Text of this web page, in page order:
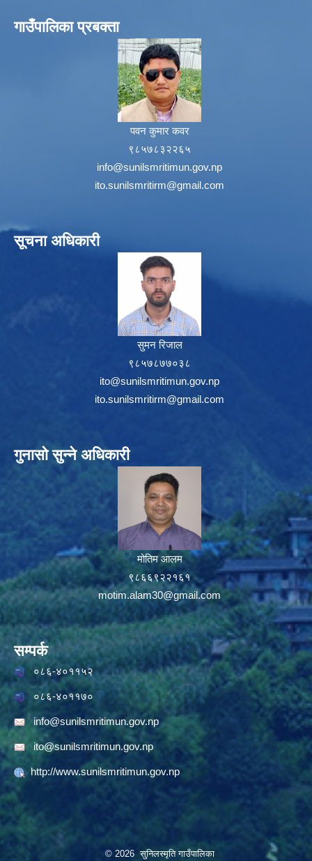
गाउँपालिका प्रबक्ता
पवन कुमार कवर
९८५७८३२२६५
info@sunilsmritimun.gov.np
ito.sunilsmritirm@gmail.com
सूचना अधिकारी
सुमन रिजाल
९८५७८७७०३८
ito@sunilsmritimun.gov.np
ito.sunilsmritirm@gmail.com
गुनासो सुन्ने अधिकारी
मोतिम आलम
९८६६९२२१६१
motim.alam30@gmail.com
सम्पर्क
०८६-४०११५२
०८६-४०११७०
info@sunilsmritimun.gov.np
ito@sunilsmritimun.gov.np
http://www.sunilsmritimun.gov.np
© 2026 सुनिलस्मृति गाउँपालिका